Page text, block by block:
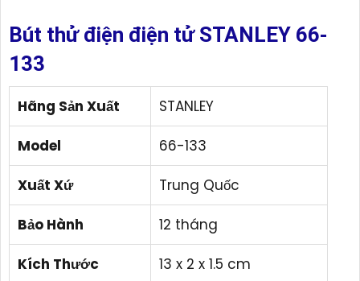
Bút thử điện điện tử STANLEY 66-
133
Hãng Sản Xuất STANLEY
Model 66-133
Xuất Xứ Trung Quốc
Bảo Hành 12 tháng
Kích Thước 13 x 2 x 1.5 cm